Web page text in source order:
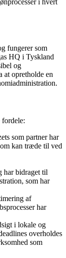
fungerer som
HQ i Tyskland
og
at opretholde en
fordele:
som partner har
kan træde til ved
har bidraget til
som har
af
har
i lokale og
overholdes
som